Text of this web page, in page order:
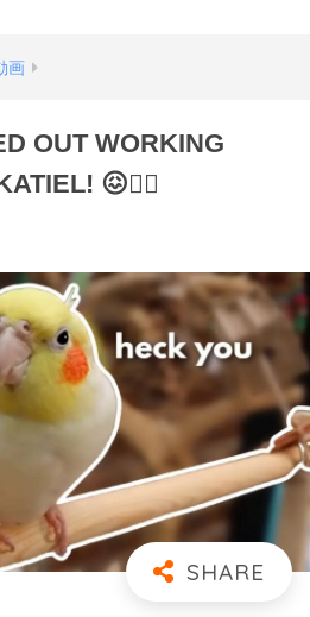
画
OUT WORKING
😖🤷‍♀️